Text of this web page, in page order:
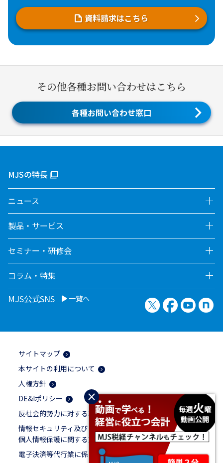
×
資料請求はこちら
その他各種お問い合わせはこちら
各種お問い合わせ窓口
MJSの特長
ニュース
製品・サービス
セミナー・研修会
コラム・特集
MJS公式SNS
一覧へ X（旧Twitter）
Facebook
サイトマップ
本サイトの利用について
人権方針
DE&Iポリシー
反社会的勢力に対する基本方針
情報セキュリティ及び
個人情報保護に関する方針
電子決済等代行業に係る表示